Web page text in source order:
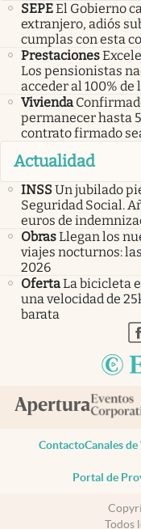
SEPEEl Gobierno
extranjero, adiós
cumplas con esta
Prestaciones
Los pensionistas
acceder al 100%
Vivienda
permanecer hasta
contrato firmado
Actualidad
INSSUn jubilado
Seguridad Social.
euros de
ObrasLlegan los
viajes nocturnos:
2026
OfertaLa bicicleta
una velocidad de
barata
ContactoCanales
Portal de
Todos